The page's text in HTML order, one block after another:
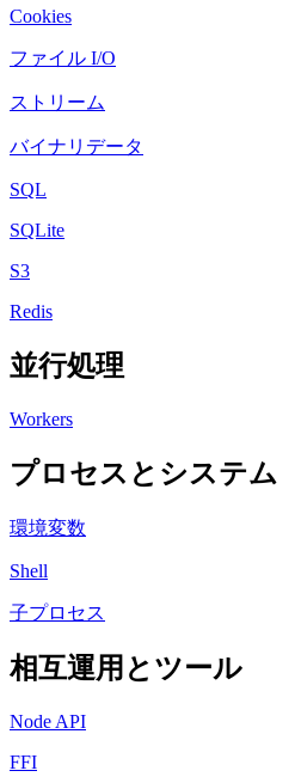
Cookies
ファイル I/O
ストリーム
バイナリデータ
SQL
SQLite
S3
Redis
並行処理
Workers
プロセスとシステム
環境変数
Shell
子プロセス
相互運用とツール
Node API
FFI